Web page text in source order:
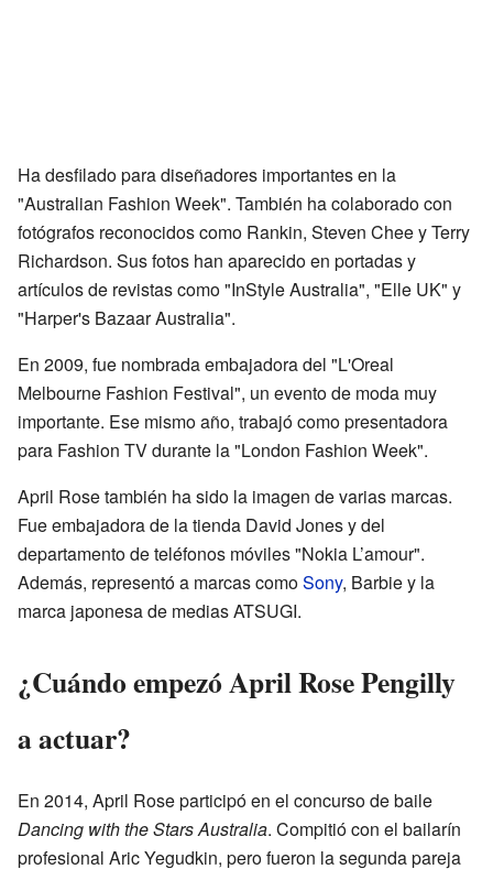
Ha desfilado para diseñadores importantes en la
"Australian Fashion Week". También ha colaborado con
fotógrafos reconocidos como Rankin, Steven Chee y Terry
Richardson. Sus fotos han aparecido en portadas y
artículos de revistas como "InStyle Australia", "Elle UK" y
"Harper's Bazaar Australia".
En 2009, fue nombrada embajadora del "L'Oreal
Melbourne Fashion Festival", un evento de moda muy
importante. Ese mismo año, trabajó como presentadora
para Fashion TV durante la "London Fashion Week".
April Rose también ha sido la imagen de varias marcas.
Fue embajadora de la tienda David Jones y del
departamento de teléfonos móviles "Nokia L’amour".
Además, representó a marcas comoSony, Barbie y la
marca japonesa de medias ATSUGI.
¿Cuándo empezó April Rose Pengilly
a actuar?
En 2014, April Rose participó en el concurso de baile
Dancing with the Stars Australia. Compitió con el bailarín
profesional Aric Yegudkin, pero fueron la segunda pareja